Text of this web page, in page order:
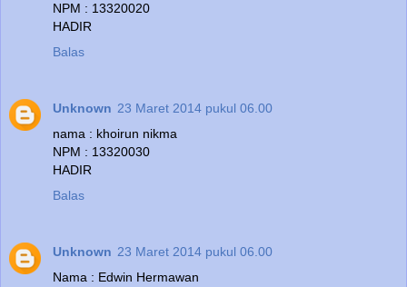
NPM : 13320020
HADIR
Balas
Unknown 23 Maret 2014 pukul 06.00
nama : khoirun nikma
NPM : 13320030
HADIR
Balas
Unknown 23 Maret 2014 pukul 06.00
Nama : Edwin Hermawan